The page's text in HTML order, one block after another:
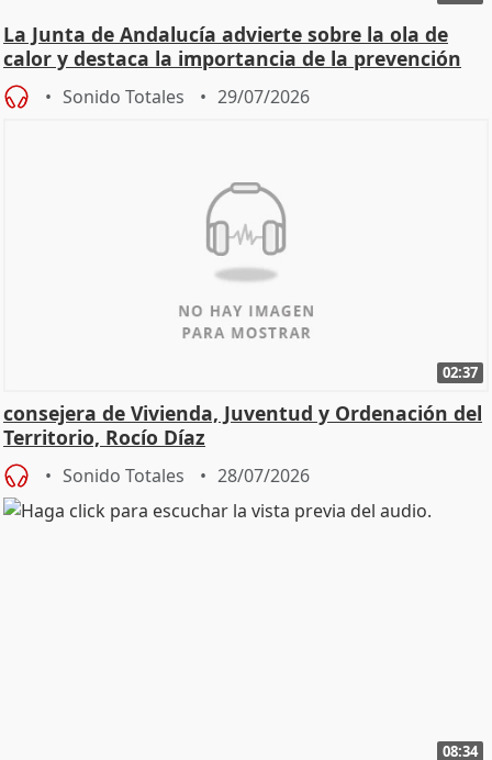
La Junta de Andalucía advierte sobre la ola de
calor y destaca la importancia de la prevención
Sonido Totales 29/07/2026
02:37
consejera de Vivienda, Juventud y Ordenación del
Territorio, Rocío Díaz
Sonido Totales 28/07/2026
08:34